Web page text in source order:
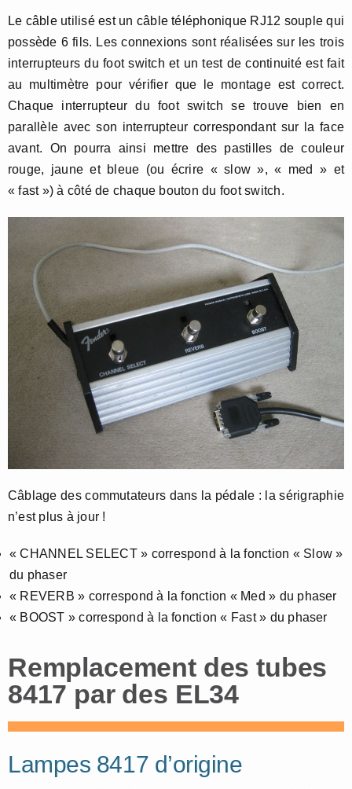
Le câble utilisé est un câble téléphonique RJ12 souple qui
possède 6 fils. Les connexions sont réalisées sur les trois
interrupteurs du foot switch et un test de continuité est fait
au multimètre pour vérifier que le montage est correct.
Chaque interrupteur du foot switch se trouve bien en
parallèle avec son interrupteur correspondant sur la face
avant. On pourra ainsi mettre des pastilles de couleur
rouge, jaune et bleue (ou écrire « slow », « med » et
« fast ») à côté de chaque bouton du foot switch.
Câblage des commutateurs dans la pédale : la sérigraphie
n’est plus à jour !
« CHANNEL SELECT » correspond à la fonction « Slow »
du phaser
« REVERB » correspond à la fonction « Med » du phaser
« BOOST » correspond à la fonction « Fast » du phaser
Remplacement des tubes
8417 par des EL34
Lampes 8417 d’origine